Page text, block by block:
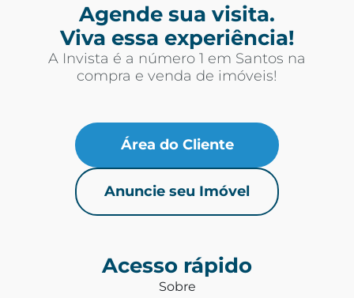
Agende sua visita.
Viva essa experiência!
A Invista é a número 1 em Santos na
compra e venda de imóveis!
Área do Cliente
Anuncie seu Imóvel
Acesso rápido
Sobre